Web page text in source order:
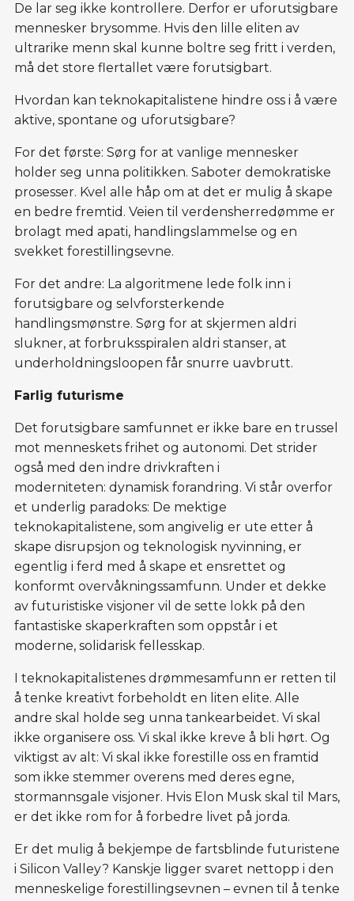
De lar seg ikke kontrollere. Derfor er uforutsigbare
mennesker brysomme. Hvis den lille eliten av
ultrarike menn skal kunne boltre seg fritt i verden,
må det store flertallet være forutsigbart.
Hvordan kan teknokapitalistene hindre oss i å være
aktive, spontane og uforutsigbare?
For det første: Sørg for at vanlige mennesker
holder seg unna politikken. Saboter demokratiske
prosesser. Kvel alle håp om at det er mulig å skape
en bedre fremtid. Veien til verdensherredømme er
brolagt med apati, handlingslammelse og en
svekket forestillingsevne.
For det andre: La algoritmene lede folk inn i
forutsigbare og selvforsterkende
handlingsmønstre. Sørg for at skjermen aldri
slukner, at forbruksspiralen aldri stanser, at
underholdningsloopen får snurre uavbrutt.
Farlig futurisme
Det forutsigbare samfunnet er ikke bare en trussel
mot menneskets frihet og autonomi. Det strider
også med den indre drivkraften i
moderniteten: dynamisk forandring. Vi står overfor
et underlig paradoks: De mektige
teknokapitalistene, som angivelig er ute etter å
skape disrupsjon og teknologisk nyvinning, er
egentlig i ferd med å skape et ensrettet og
konformt overvåkningssamfunn. Under et dekke
av futuristiske visjoner vil de sette lokk på den
fantastiske skaperkraften som oppstår i et
moderne, solidarisk fellesskap.
I teknokapitalistenes drømmesamfunn er retten til
å tenke kreativt forbeholdt en liten elite. Alle
andre skal holde seg unna tankearbeidet. Vi skal
ikke organisere oss. Vi skal ikke kreve å bli hørt. Og
viktigst av alt: Vi skal ikke forestille oss en framtid
som ikke stemmer overens med deres egne,
stormannsgale visjoner. Hvis Elon Musk skal til Mars,
er det ikke rom for å forbedre livet på jorda.
Er det mulig å bekjempe de fartsblinde futuristene
i Silicon Valley? Kanskje ligger svaret nettopp i den
menneskelige forestillingsevnen – evnen til å tenke